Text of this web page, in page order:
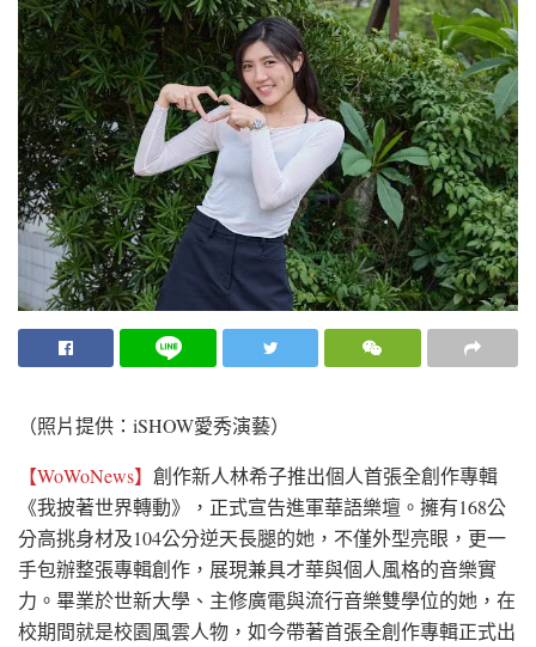
（照片提供：iSHOW愛秀演藝）
【WoWoNews】 創作新人林希子推出個人首張全創作專輯
《我披著世界轉動》，正式宣告進軍華語樂壇。擁有168公
分高挑身材及104公分逆天長腿的她，不僅外型亮眼，更一
手包辦整張專輯創作，展現兼具才華與個人風格的音樂實
力。畢業於世新大學、主修廣電與流行音樂雙學位的她，在
校期間就是校園風雲人物，如今帶著首張全創作專輯正式出